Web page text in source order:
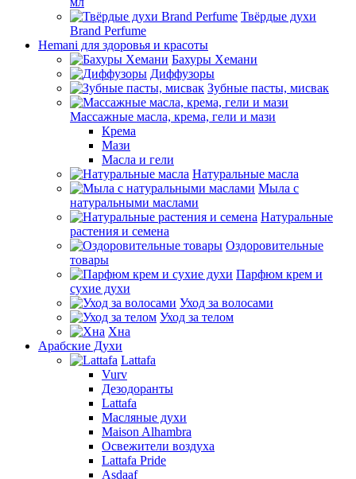
Твёрдые духи
Brand Perfume
Hemani для здоровья и красоты
Бахуры Хемани
Диффузоры
Зубные пасты, мисвак
Массажные масла, крема, гели и мази
Крема
Мази
Масла и гели
Натуральные масла
Мыла с
натуральными маслами
Натуральные
растения и семена
Оздоровительные
товары
Парфюм крем и
сухие духи
Уход за волосами
Уход за телом
Хна
Арабские Духи
Lattafa
Vurv
Дезодоранты
Lattafa
Масляные духи
Maison Alhambra
Освежители воздуха
Lattafa Pride
Asdaaf